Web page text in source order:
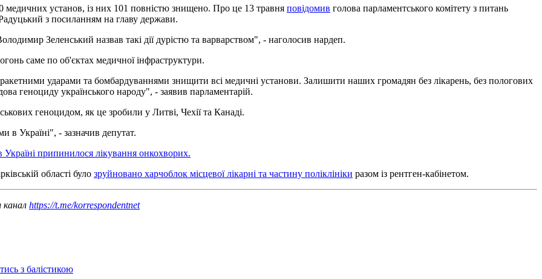
медичних установ, із них 101 повністю знищено. Про це 13 травня повідомив голова парламентського комітету з питань
з посиланням на главу держави.
Зеленський назвав такі дії дурістю та варварством", - наголосив нардеп.
саме по об'єктах медичної інфраструктури.
ударами та бомбардуваннями знищити всі медичні установи. Залишити наших громадян без лікарень, без пологових
геноциду українського народу", - заявив парламентарій.
геноцидом, як це зробили у Литві, Чехії та Канаді.
в Україні", - зазначив депутат.
Україні припинилося лікування онкохворих.
області було зруйновано харчоблок місцевої лікарні та частину поліклініки разом із рентген-кабінетом.
канал https://t.me/korrespondentnet
з балістикою